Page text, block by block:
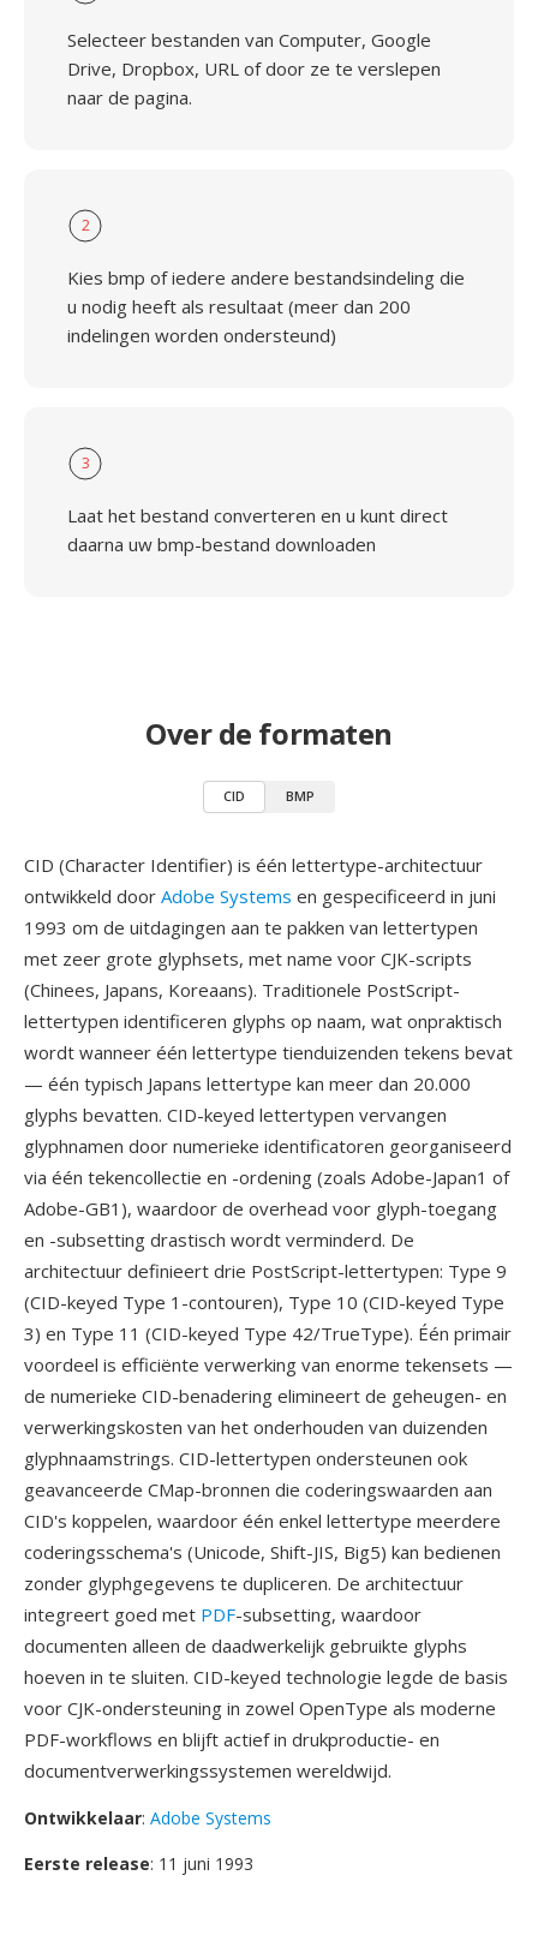
Selecteer bestanden van Computer, Google
Drive, Dropbox, URL of door ze te verslepen
naar de pagina.
2
Kies bmp of iedere andere bestandsindeling die
u nodig heeft als resultaat (meer dan 200
indelingen worden ondersteund)
3
Laat het bestand converteren en u kunt direct
daarna uw bmp-bestand downloaden
Over de formaten
CID BMP
CID (Character Identifier) is één lettertype-architectuur
ontwikkeld door Adobe Systems en gespecificeerd in juni
1993 om de uitdagingen aan te pakken van lettertypen
met zeer grote glyphsets, met name voor CJK-scripts
(Chinees, Japans, Koreaans). Traditionele PostScript-
lettertypen identificeren glyphs op naam, wat onpraktisch
wordt wanneer één lettertype tienduizenden tekens bevat
— één typisch Japans lettertype kan meer dan 20.000
glyphs bevatten. CID-keyed lettertypen vervangen
glyphnamen door numerieke identificatoren georganiseerd
via één tekencollectie en -ordening (zoals Adobe-Japan1 of
Adobe-GB1), waardoor de overhead voor glyph-toegang
en -subsetting drastisch wordt verminderd. De
architectuur definieert drie PostScript-lettertypen: Type 9
(CID-keyed Type 1-contouren), Type 10 (CID-keyed Type
3) en Type 11 (CID-keyed Type 42/TrueType). Één primair
voordeel is efficiënte verwerking van enorme tekensets —
de numerieke CID-benadering elimineert de geheugen- en
verwerkingskosten van het onderhouden van duizenden
glyphnaamstrings. CID-lettertypen ondersteunen ook
geavanceerde CMap-bronnen die coderingswaarden aan
CID's koppelen, waardoor één enkel lettertype meerdere
coderingsschema's (Unicode, Shift-JIS, Big5) kan bedienen
zonder glyphgegevens te dupliceren. De architectuur
integreert goed met PDF-subsetting, waardoor
documenten alleen de daadwerkelijk gebruikte glyphs
hoeven in te sluiten. CID-keyed technologie legde de basis
voor CJK-ondersteuning in zowel OpenType als moderne
PDF-workflows en blijft actief in drukproductie- en
documentverwerkingssystemen wereldwijd.
Ontwikkelaar: Adobe Systems
Eerste release: 11 juni 1993